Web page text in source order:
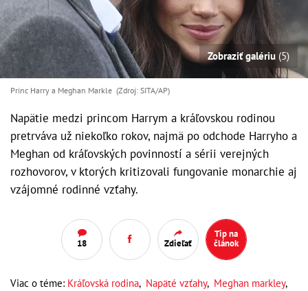
Zobraziť galériu (5)
Princ Harry a Meghan Markle (Zdroj: SITA/AP)
Napätie medzi princom Harrym a kráľovskou rodinou
pretrváva už niekoľko rokov, najmä po odchode Harryho a
Meghan od kráľovských povinností a sérii verejných
rozhovorov, v ktorých kritizovali fungovanie monarchie aj
vzájomné rodinné vzťahy.
18 Zdieľať
Tip na
článok
Viac o téme: Kráľovská rodina, Napäté vzťahy, Meghan markley,